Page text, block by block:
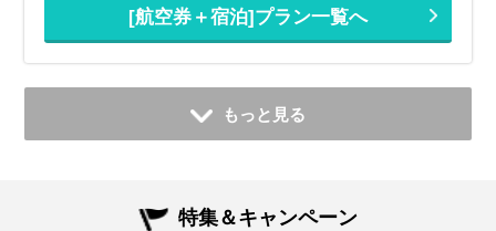
[航空券＋宿泊]プラン一覧へ
もっと見る
特集＆キャンペーン